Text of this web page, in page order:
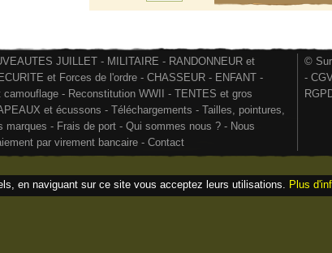
JUILLET - MILITAIRE - RANDONNEUR et
et Forces de l'ordre - CHASSEUR - ENFANT -
camouflage - Reconstitution WWII - TENTES et gros
et écussons - Téléchargements - Tailles, pointures,
marques - Frais de port - Qui sommes nous ? - Nous
par virement bancaire - Contact
©
-
en naviguant sur ce site vous acceptez leurs utilisations. Plus